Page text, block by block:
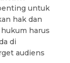
untuk
hak dan
harus
di
audiens